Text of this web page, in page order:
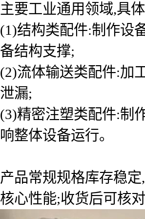
主要工业通用领域,具
(1)结构类配件:制作设
备结构支撑;
(2)流体输送类配件:加
泄漏;
(3)精密注塑类配件:制
响整体设备运行。
产品常规规格库存稳
核心性能;收货后可核